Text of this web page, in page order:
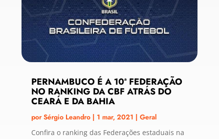
PERNAMBUCO É A 10ª FEDERAÇÃO
NO RANKING DA CBF ATRÁS DO
CEARÁ E DA BAHIA
porSérgio Leandro| 1 mar, 2021 | Geral
Confira o ranking das Federações estaduais na